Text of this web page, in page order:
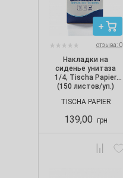
отзыва: 0
Накладки на
сиденье унитаза
1/4, Tischa Papier
(150 листов/уп.)
TISCHA PAPIER
139,00 грн